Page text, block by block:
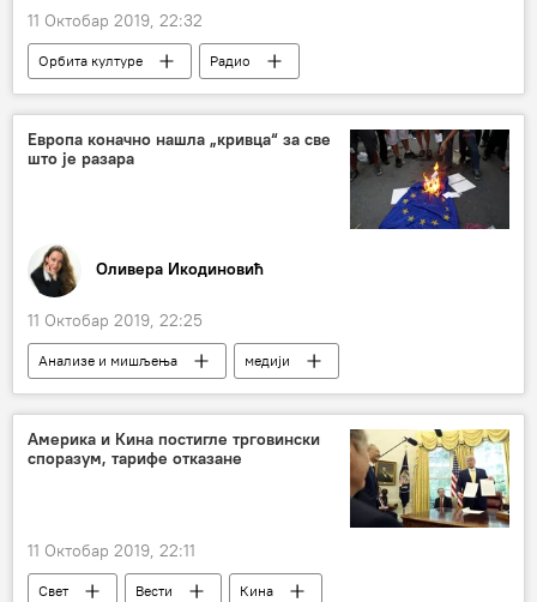
11 Октобар 2019, 22:32
Орбита културе Радио
Европа коначно нашла „кривца“ за све
што је разара
Оливера Икодиновић
11 Октобар 2019, 22:25
Анализе и мишљења
медији
пропаганда
Европа
Америка и Кина постигле трговински
споразум, тарифе отказане
11 Октобар 2019, 22:11
Свет Вести
Кина